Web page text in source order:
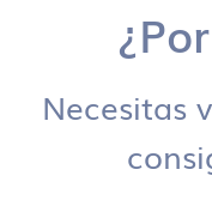
Necesitas